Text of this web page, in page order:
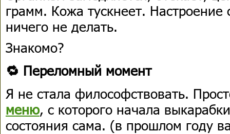
грамм. Кожа тускнеет. Настроение
ничего не делать.
Знакомо?
🔁 Переломный момент
Я не стала философствовать.
меню, с которого начала
состояния сама. (в прошлом году